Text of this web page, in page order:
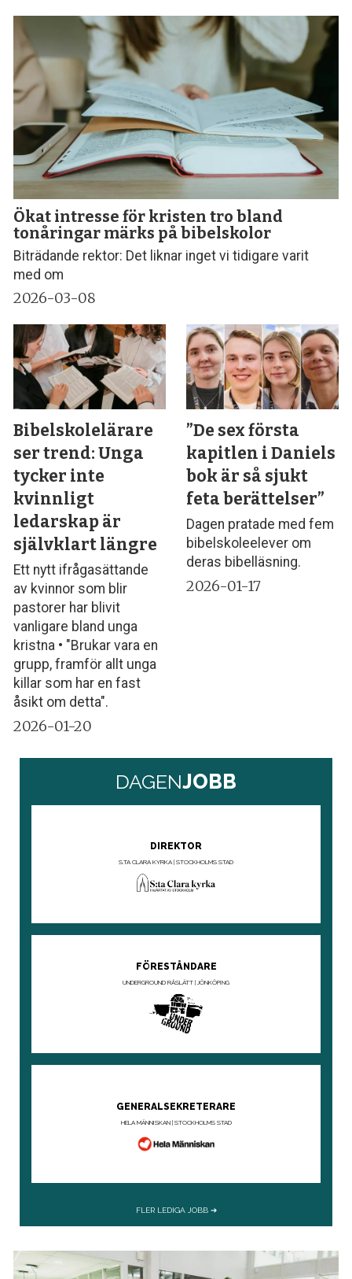
Ökat intresse för kristen tro bland
tonåringar märks på bibelskolor
Biträdande rektor: Det liknar inget vi tidigare varit
med om
2026-03-08
Bibelskolelärare
ser trend: Unga
tycker inte
kvinnligt
ledarskap är
självklart längre
Ett nytt ifrågasättande
av kvinnor som blir
pastorer har blivit
vanligare bland unga
kristna • "Brukar vara en
grupp, framför allt unga
killar som har en fast
åsikt om detta".
2026-01-20
”De sex första
kapitlen i Daniels
bok är så sjukt
feta berättelser”
Dagen pratade med fem
bibelskoleelever om
deras bibelläsning.
2026-01-17